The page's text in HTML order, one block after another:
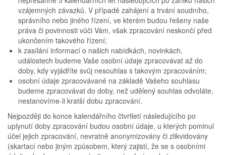
vzájemných závazků. V případě zahájení a trvání soudního,
správního nebo jiného řízení, ve kterém budou řešeny naše
práva či povinnosti vůči Vám, však zpracování neskončí před
ukončením takového řízení;
k zasílání informací o našich nabídkách, novinkách,
událostech budeme Vaše osobní údaje zpracovávat až do
doby, kdy vyjádříte svůj nesouhlas s takovým zpracováním;
osobní údaje zpracovávané na základě Vašeho souhlasu
budeme zpracovávat do doby, než udělený souhlas odvoláte,
nestanovíme-li kratší dobu zpracování.
Nejpozději do konce kalendářního čtvrtletí následujícího po
uplynutí doby zpracování budou osobní údaje, u kterých pominul
účel jejich zpracování, nevratně anonymizovány či zlikvidovány
(skartací nebo jiným způsobem, který zajistí, že se s osobními